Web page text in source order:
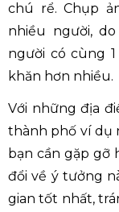
chú rể. Chụp
nhiều người,
người có cùng
khăn hơn nhiều.
Với những địa
thành phố ví dụ
bạn cần gặp gỡ
đổi về ý tưởng
gian tốt nhất,